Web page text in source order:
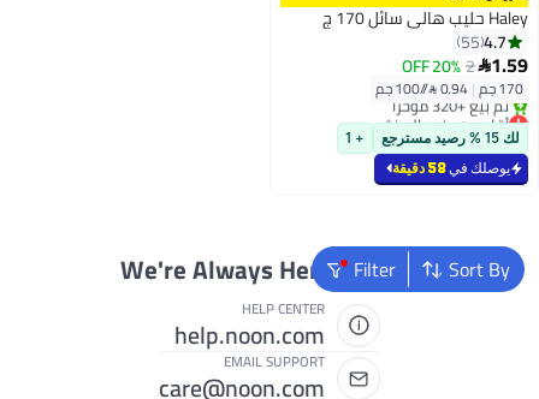
Haley حليب هالي سائل 170 ج
4.7
55
1.59
2
20% OFF
170 جم |
أقل سعر في السنة
بتخلّص بسرعة
تم بيع +320 مؤخرًا
أقل سعر في السنة
لك 15 % رصيد مسترجع + 1
يوصلك في58 دقيقة
Sort By
Filter
We're Always Here To Help
HELP CENTER
help.noon.com
EMAIL SUPPORT
care@noon.com